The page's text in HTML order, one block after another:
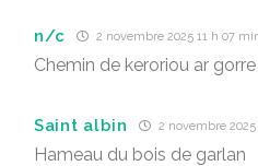
n/c 2 novembre 2025 11 h 07
Chemin de keroriou ar
Saint albin 2 novembre
Hameau du bois de garlan